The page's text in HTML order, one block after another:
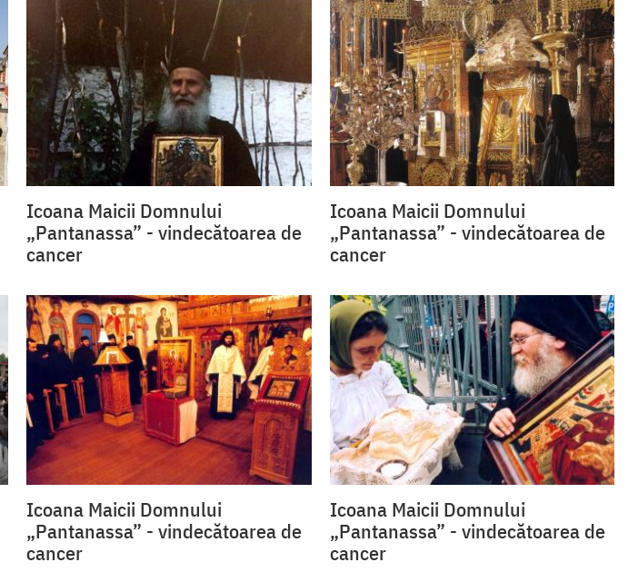
Icoana Maicii Domnului
„Pantanassa” - vindecătoarea de
cancer
Icoana Maicii Domnului
„Pantanassa” - vindecătoarea de
cancer
Icoana Maicii Domnului
„Pantanassa” - vindecătoarea de
cancer
Icoana Maicii Domnului
„Pantanassa” - vindecătoarea de
cancer